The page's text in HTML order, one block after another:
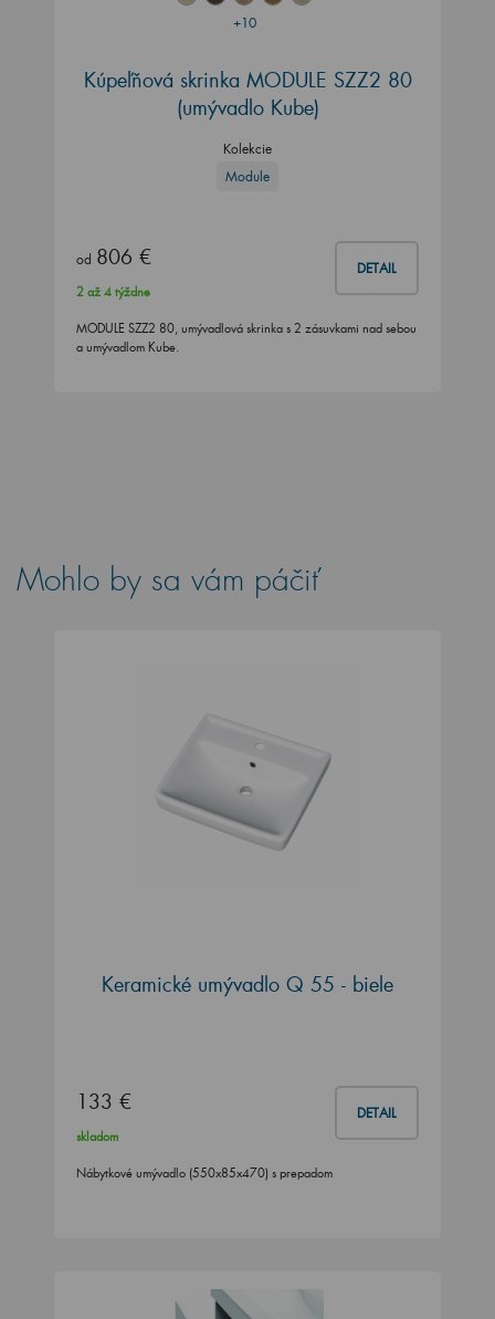
+10
Kúpeľňová skrinka MODULE SZZ2 80
(umývadlo Kube)
Kolekcie
Module
od 806 € DETAIL
2 až 4 týždne
MODULE SZZ2 80, umývadlová skrinka s 2 zásuvkami nad sebou
a umývadlom Kube.
Mohlo by sa vám páčiť
Keramické umývadlo Q 55 - biele
133 € DETAIL
skladom
Nábytkové umývadlo (550x85x470) s prepadom